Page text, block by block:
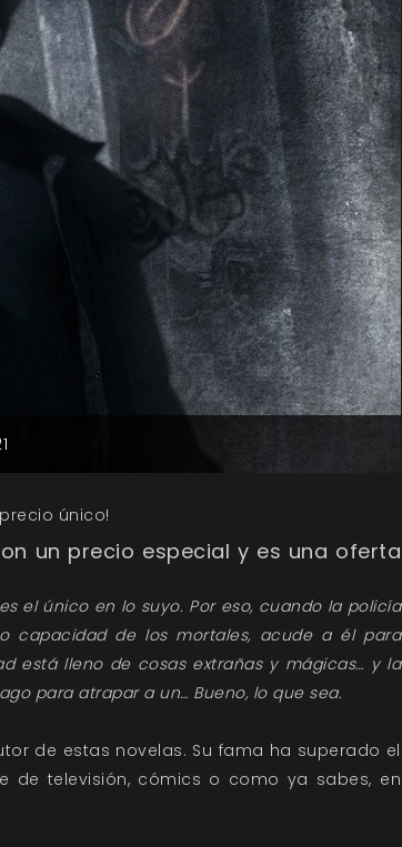
único!
un precio especial y es una oferta
el único en lo suyo. Por eso, cuando la policía
capacidad de los mortales, acude a él para
está lleno de cosas extrañas y mágicas… y la
para atrapar a un… Bueno, lo que sea.
de estas novelas. Su fama ha superado el
de televisión, cómics o como ya sabes, en